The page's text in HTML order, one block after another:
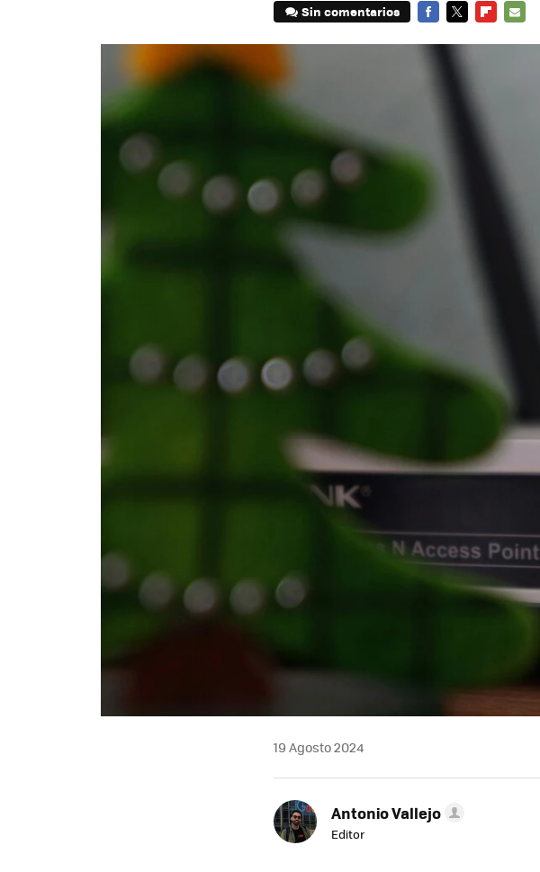
Sin comentarios
19 Agosto 2024
Antonio Vallejo
Editor